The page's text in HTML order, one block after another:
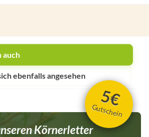
auch
ebenfalls angesehen
5€
Gutschein
Körnerletter